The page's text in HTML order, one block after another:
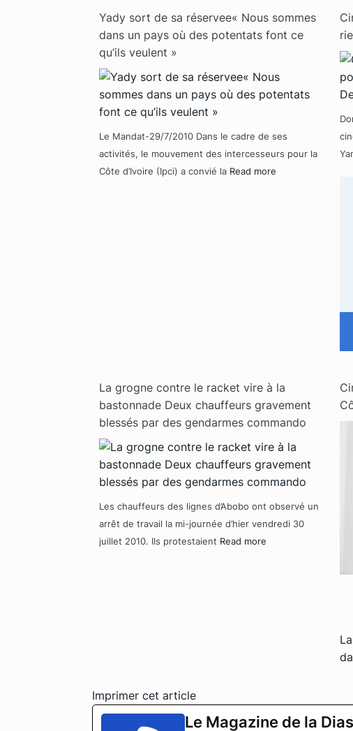
Yady sort de sa réservee« Nous sommes
dans un pays où des potentats font ce
qu’ils veulent »
Le Mandat-29/7/2010 Dans le cadre de ses
activités, le mouvement des intercesseurs pour la
Côte d’Ivoire (Ipci) a convié la Read more
La grogne contre le racket vire à la
bastonnade Deux chauffeurs gravement
blessés par des gendarmes commando
Les chauffeurs des lignes d’Abobo ont observé un
arrêt de travail la mi-journée d’hier vendredi 30
juillet 2010. Ils protestaient Read more
Imprimer cet article
Le Magazine de la